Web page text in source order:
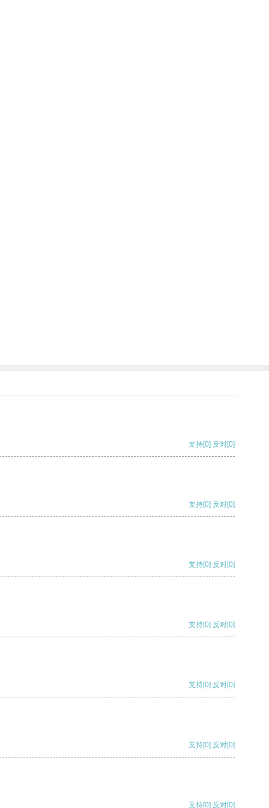
支持[0] 反对[0]
支持[0] 反对[0]
支持[0] 反对[0]
支持[0] 反对[0]
支持[0] 反对[0]
支持[0] 反对[0]
支持[0] 反对[0]